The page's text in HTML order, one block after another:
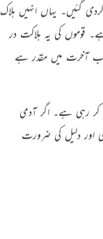
گئیں۔ یہاں انہیں ہلاک
قوموں کی یہ ہلاکت در
آخرت میں مقدر ہے
کر رہی ہے۔ اگر آدمی
اور دلیل کی ضرورت